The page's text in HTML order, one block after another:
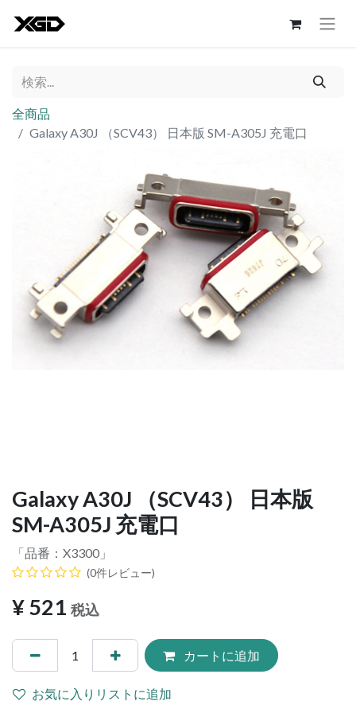
全商品
Galaxy A30J （SCV43） 日本版 SM-A305J 充電口
Galaxy A30J （SCV43） 日本版
SM-A305J 充電口
「品番： X3300 」
(0件レビュー)
¥521 税込
カートに追加
お気に入りリストに追加